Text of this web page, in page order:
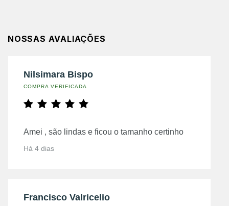
NOSSAS AVALIAÇÕES
Nilsimara Bispo
COMPRA VERIFICADA
Amei , são lindas e ficou o tamanho certinho
Há 4 dias
Francisco Valricelio